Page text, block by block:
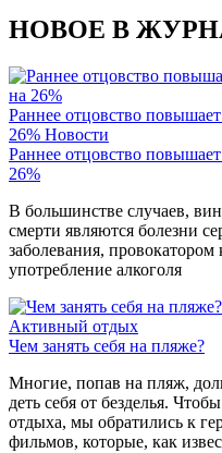
НОВОЕ В
Раннее отцовство
26% Новости
Раннее отцовство
26%
В большинстве случаев,
смерти являются болезни
заболевания, провокатором
употребление алкоголя
Активный отдых
Чем занять себя на пляже?
Многие, попав на пляж,
деть себя от безделья.
отдыха, мы обратились к
фильмов, которые, как